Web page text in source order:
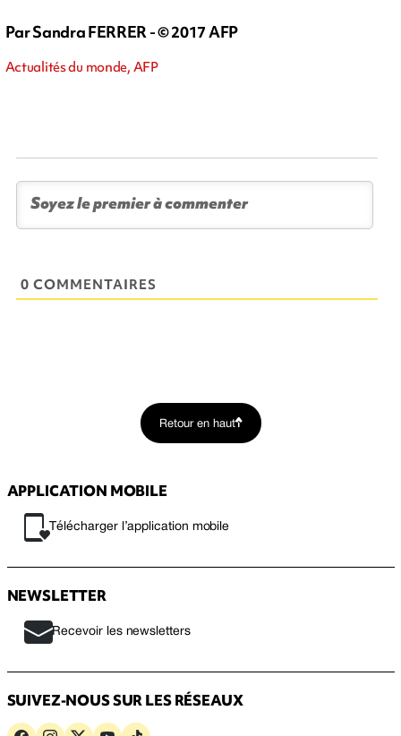
Par Sandra FERRER - © 2017 AFP
Actualités du monde, AFP
0 COMMENTAIRES
Retour en haut
APPLICATION MOBILE
Télécharger l’application mobile
NEWSLETTER
Recevoir les newsletters
SUIVEZ-NOUS SUR LES RÉSEAUX